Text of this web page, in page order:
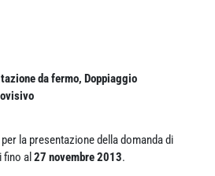
da fermo, Doppiaggio
la presentazione della domanda di
al 27 novembre 2013.